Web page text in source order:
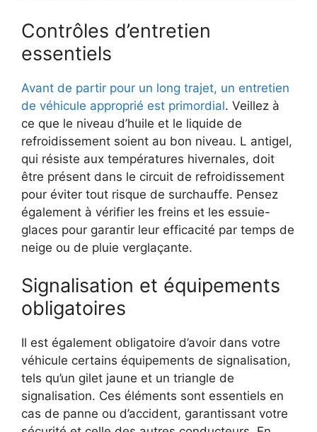
Contrôles d’entretien
essentiels
Avant de partir pour un long trajet, un entretien
de véhicule approprié est primordial. Veillez à
ce que le niveau d’huile et le liquide de
refroidissement soient au bon niveau. L antigel,
qui résiste aux températures hivernales, doit
être présent dans le circuit de refroidissement
pour éviter tout risque de surchauffe. Pensez
également à vérifier les freins et les essuie-
glaces pour garantir leur efficacité par temps de
neige ou de pluie verglaçante.
Signalisation et équipements
obligatoires
Il est également obligatoire d’avoir dans votre
véhicule certains équipements de signalisation,
tels qu’un gilet jaune et un triangle de
signalisation. Ces éléments sont essentiels en
cas de panne ou d’accident, garantissant votre